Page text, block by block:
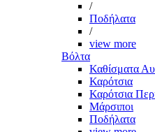
/
Ποδήλατα
/
view more
Βόλτα
Καθίσματα
Καρότσια
Καρότσια
Μάρσιποι
Ποδήλατα